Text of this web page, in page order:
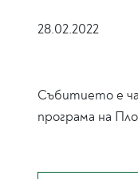
28.02.2022
Събитието е
програма на